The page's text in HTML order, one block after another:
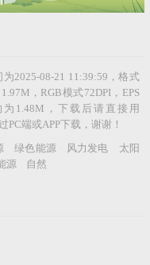
2025-08-21 11:39:59，格式
，RGB模式72DPI，EPS
1.48M，下载后请直接用
PC端或APP下载，谢谢！
绿色能源 风力发电 太阳
源 自然